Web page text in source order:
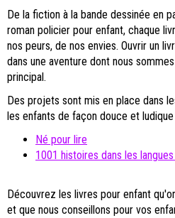
De la fiction à la bande dessinée en
roman policier pour enfant, chaque
nos peurs, de nos envies. Ouvrir un
dans une aventure dont nous
principal.
Des projets sont mis en place dans
les enfants de façon douce et
Né pour lire
1001 histoires dans les
Découvrez les livres pour enfant
et que nous conseillons pour vos